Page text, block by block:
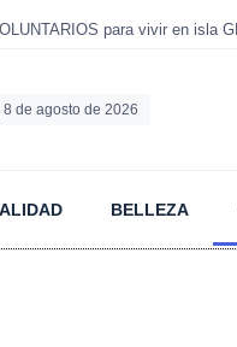
para vivir en isla
de agosto de 2026
BELLEZA